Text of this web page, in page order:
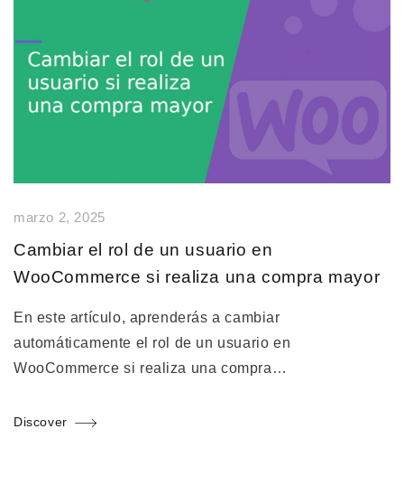
marzo 2, 2025
Cambiar el rol de un usuario en
WooCommerce si realiza una compra mayor
En este artículo, aprenderás a cambiar
automáticamente el rol de un usuario en
WooCommerce si realiza una compra…
Discover